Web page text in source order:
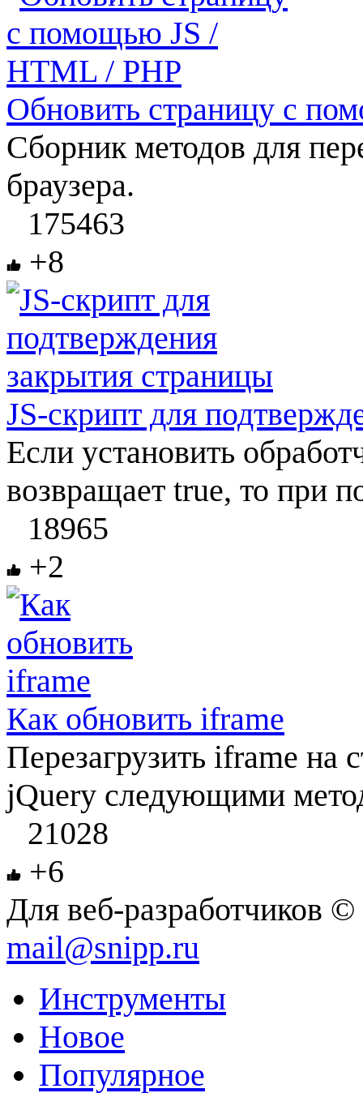
Обновить страницу с
Сборник методов для
браузера.
175463
+8
JS-скрипт для
Если установить
возвращает true, то при
18965
+2
Как обновить iframe
Перезагрузить iframe
jQuery следующими
21028
+6
Для веб-разработчиков
mail@snipp.ru
Инструменты
Новое
Популярное